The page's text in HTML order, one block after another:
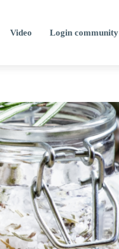
Video Login community